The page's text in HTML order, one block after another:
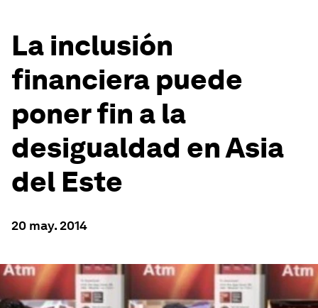
La inclusión
financiera puede
poner fin a la
desigualdad en Asia
del Este
20 may. 2014